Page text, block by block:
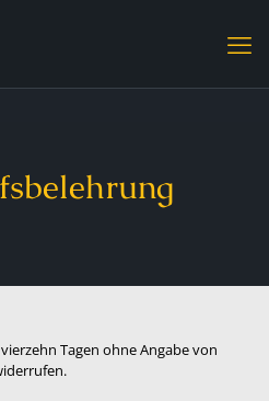
Tagen ohne Angabe von